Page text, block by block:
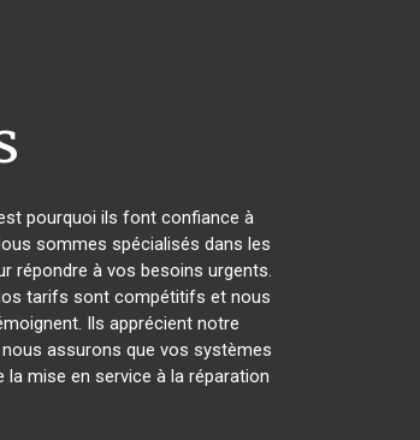
pourquoi ils font confiance à
sommes spécialisés dans les
répondre à vos besoins urgents.
tarifs sont compétitifs et nous
Ils apprécient notre
assurons que vos systèmes
la mise en service à la réparation